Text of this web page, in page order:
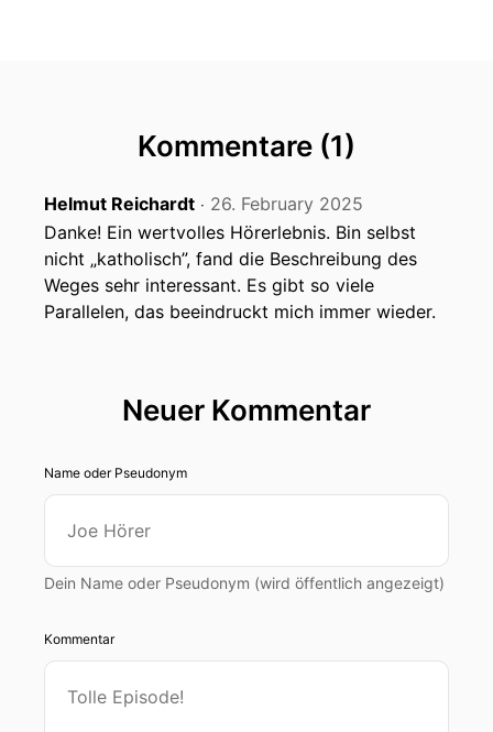
Kommentare (1)
Helmut Reichardt ‧ 26. February 2025
Danke! Ein wertvolles Hörerlebnis. Bin selbst
nicht „katholisch”, fand die Beschreibung des
Weges sehr interessant. Es gibt so viele
Parallelen, das beeindruckt mich immer wieder.
Neuer Kommentar
Name oder Pseudonym
Dein Name oder Pseudonym (wird öffentlich angezeigt)
Kommentar